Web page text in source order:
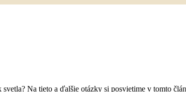
Na tieto a ďalšie otázky si posvietime v tomto